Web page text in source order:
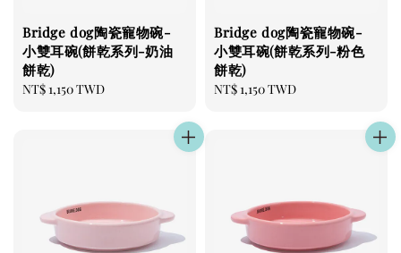
Bridge dog陶瓷寵物碗-
小雙耳碗(餅乾系列-奶油
餅乾)
Regular
NT$ 1,150 TWD
Bridge dog陶瓷寵物碗-
小雙耳碗(餅乾系列-粉色
餅乾)
Regular
NT$ 1,150 TWD